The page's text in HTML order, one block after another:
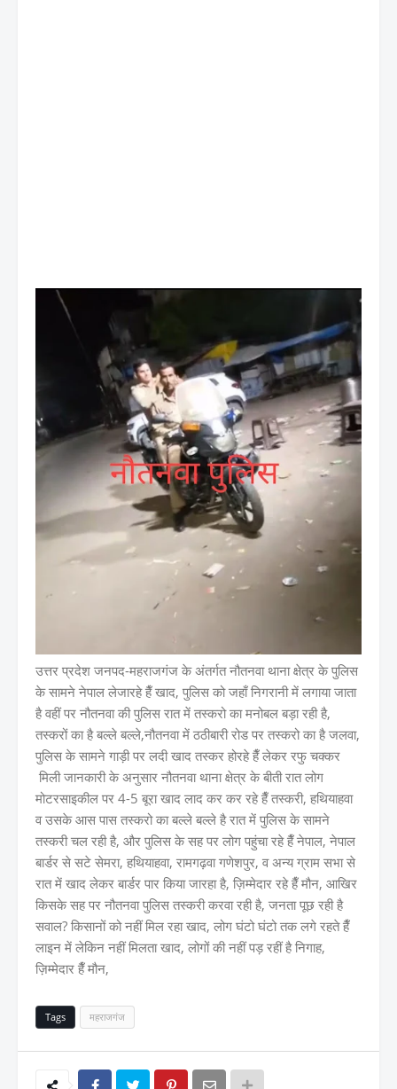
उत्तर प्रदेश जनपद-महराजगंज के अंतर्गत नौतनवा थाना क्षेत्र के पुलिस
के सामने नेपाल लेजारहे हैँ खाद, पुलिस को जहाँ निगरानी में लगाया जाता
है वहीं पर नौतनवा की पुलिस रात में तस्करो का मनोबल बड़ा रही है,
तस्करों का है बल्ले बल्ले,नौतनवा में ठठीबारी रोड पर तस्करो का है जलवा,
पुलिस के सामने गाड़ी पर लदी खाद तस्कर होरहे हैँ लेकर रफु चक्कर
मिली जानकारी के अनुसार नौतनवा थाना क्षेत्र के बीती रात लोग
मोटरसाइकील पर 4-5 बूरा खाद लाद कर कर रहे हैँ तस्करी, हथियाहवा
व उसके आस पास तस्करो का बल्ले बल्ले है रात में पुलिस के सामने
तस्करी चल रही है, और पुलिस के सह पर लोग पहुंचा रहे हैँ नेपाल, नेपाल
बार्डर से सटे सेमरा, हथियाहवा, रामगढ़वा गणेशपुर, व अन्य ग्राम सभा से
रात में खाद लेकर बार्डर पार किया जारहा है, ज़िम्मेदार रहे हैँ मौन, आखिर
किसके सह पर नौतनवा पुलिस तस्करी करवा रही है, जनता पूछ रही है
सवाल? किसानों को नहीं मिल रहा खाद, लोग घंटो घंटो तक लगे रहते हैँ
लाइन में लेकिन नहीं मिलता खाद, लोगों की नहीं पड़ रहीं है निगाह,
ज़िम्मेदार हैँ मौन,
Tags महराजगंज